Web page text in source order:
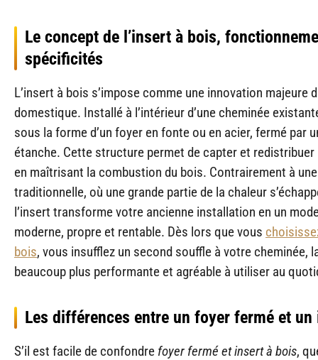
Le concept de l’insert à bois,
spécificités
L’insert à bois s’impose comme une innovation majeure
domestique. Installé à l’intérieur d’une cheminée
sous la forme d’un foyer en fonte ou en acier, fermé par
étanche. Cette structure permet de capter et
en maîtrisant la combustion du bois. Contrairement à
traditionnelle, où une grande partie de la chaleur
l’insert transforme votre ancienne installation en un
moderne, propre et rentable. Dès lors que vous
bois, vous insufflez un second souffle à votre cheminée,
beaucoup plus performante et agréable à utiliser au
Les différences entre un foyer fermé et
S’il est facile de confondre foyer ferméet insertà bois,